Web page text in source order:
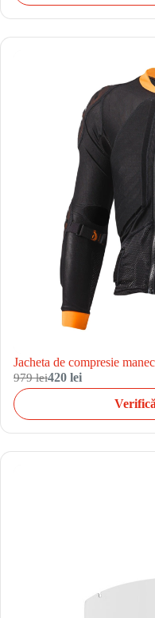
Jacheta de compresie
979 lei420 lei